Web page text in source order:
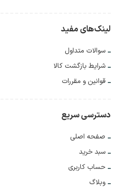
لینک‌های مفید
سوالات متداول
شرایط بازگشت کالا
قوانین و مقررات
دسترسی سریع
صفحه اصلی
سبد خرید
حساب کاربری
وبلاگ